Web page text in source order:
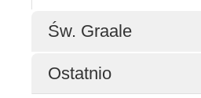
Św. Graale
Ostatnio